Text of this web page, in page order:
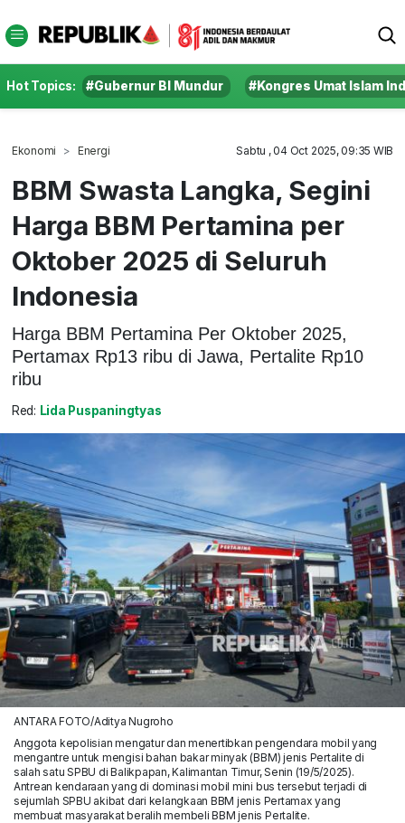
Hot Topics: #Gubernur BI Mundur #Kongres Umat Islam
Ekonomi Energi Sabtu , 04 Oct 2025, 09:35 WIB
BBM Swasta Langka, Segini
Harga BBM Pertamina per
Oktober 2025 di Seluruh
Indonesia
Harga BBM Pertamina Per Oktober 2025,
Pertamax Rp13 ribu di Jawa, Pertalite Rp10
ribu
Red: Lida Puspaningtyas
ANTARA FOTO/Aditya Nugroho
Anggota kepolisian mengatur dan menertibkan pengendara mobil yang
mengantre untuk mengisi bahan bakar minyak (BBM) jenis Pertalite di
salah satu SPBU di Balikpapan, Kalimantan Timur, Senin (19/5/2025).
Antrean kendaraan yang di dominasi mobil mini bus tersebut terjadi di
sejumlah SPBU akibat dari kelangkaan BBM jenis Pertamax yang
membuat masyarakat beralih membeli BBM jenis Pertalite.